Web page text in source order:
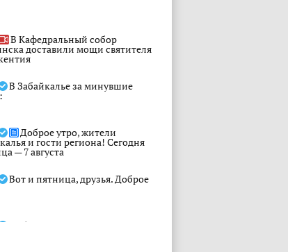
В Кафедральный собор
доставили мощи святителя
В Забайкалье за минувшие
Доброе утро, жители
и гости региона! Сегодня
— 7 августа
Вот и пятница, друзья. Доброе
Доброе утро!. Природа встречает